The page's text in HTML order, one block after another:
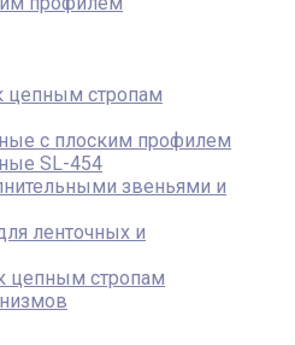
цепным стропам
c плоским профилем
SL-454
звеньями и
ленточных и
цепным стропам